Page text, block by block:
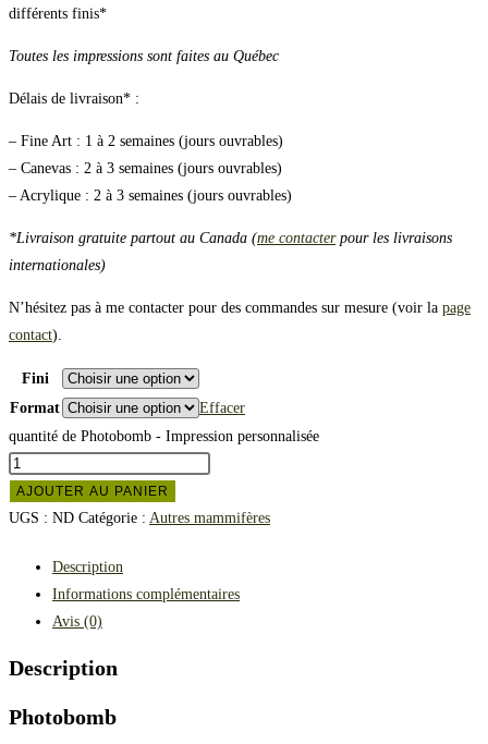
différents finis*
Toutes les impressions sont faites au Québec
Délais de livraison* :
– Fine Art : 1 à 2 semaines (jours ouvrables)
– Canevas : 2 à 3 semaines (jours ouvrables)
– Acrylique : 2 à 3 semaines (jours ouvrables)
*Livraison gratuite partout au Canada (me contacterpour les livraisons
internationales)
N’hésitez pas à me contacter pour des commandes sur mesure (voir la page
contact).
Fini
Format
Effacer
quantité de Photobomb - Impression personnalisée
AJOUTER AU PANIER
UGS : ND Catégorie : Autres mammifères
Description
Informations complémentaires
Avis (0)
Description
Photobomb